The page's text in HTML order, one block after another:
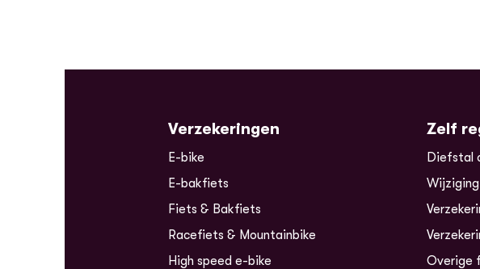
Verzekeringen
E-bike
E-bakfiets
Fiets & Bakfiets
Racefiets & Mountainbike
High speed e-bike
Zelf
Diefstal
Overige